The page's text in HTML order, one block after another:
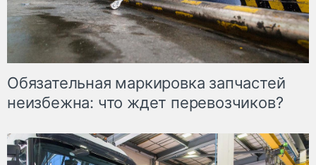
Обязательная маркировка запчастей
неизбежна: что ждет перевозчиков?